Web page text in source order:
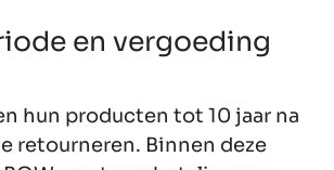
en vergoeding
hun producten tot 10 jaar na
retourneren. Binnen deze